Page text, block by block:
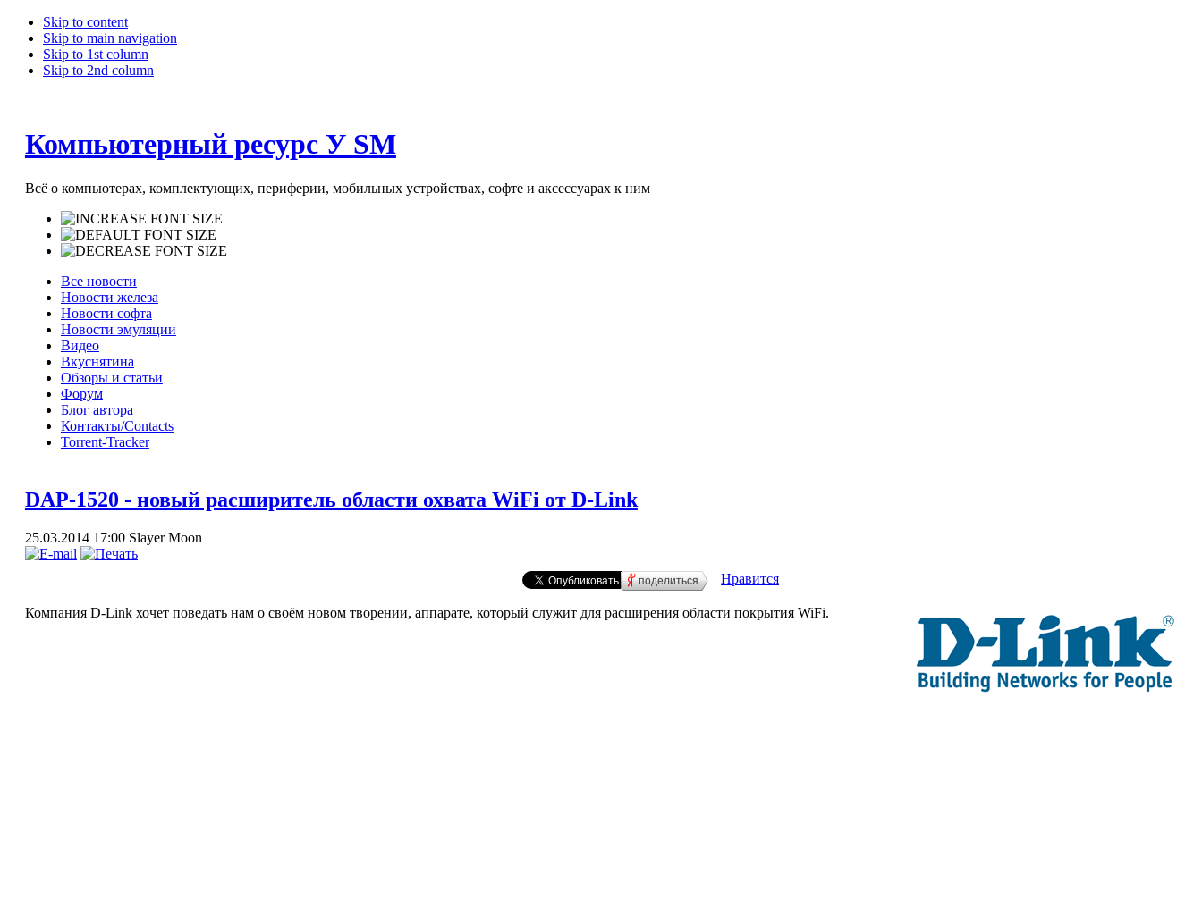
Skip to content
Skip to main navigation
Skip to 1st column
Skip to 2nd column
Компьютерный ресурс У SM
Всё о компьютерах, комплектующих, периферии, мобильных устройствах, софте и аксессуарах к ним
Все новости
Новости железа
Новости софта
Новости эмуляции
Видео
Вкуснятина
Обзоры и статьи
Форум
Блог автора
Контакты/Contacts
Torrent-Tracker
DAP-1520 - новый расширитель области охвата WiFi от D-Link
25.03.2014 17:00 Slayer Moon
поделиться Нравится
Компания D-Link хочет поведать нам о своём новом творении, аппарате, который служит для расширения области покрытия WiFi.